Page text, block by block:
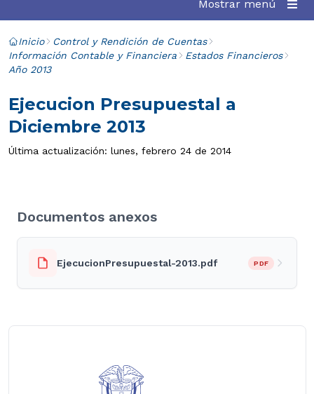
Mostrar menú
Inicio
Control y Rendición de Cuentas
Información Contable y Financiera
Estados Financieros
Año 2013
Ejecucion Presupuestal a
Diciembre 2013
Última actualización: lunes, febrero 24 de 2014
Documentos anexos
EjecucionPresupuestal-2013.pdf PDF